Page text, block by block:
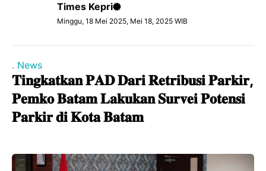
Times Kepri
Minggu, 18 Mei 2025, Mei 18, 2025 WIB
. News
𝐓𝐢𝐧𝐠𝐤𝐚𝐭𝐤𝐚𝐧 𝐏𝐀𝐃 𝐃𝐚𝐫𝐢 𝐑𝐞𝐭𝐫𝐢𝐛𝐮𝐬𝐢 𝐏𝐚𝐫𝐤𝐢𝐫,
𝐏𝐞𝐦𝐤𝐨 𝐁𝐚𝐭𝐚𝐦 𝐋𝐚𝐤𝐮𝐤𝐚𝐧 𝐒𝐮𝐫𝐯𝐞𝐢 𝐏𝐨𝐭𝐞𝐧𝐬𝐢
𝐏𝐚𝐫𝐤𝐢𝐫 𝐝𝐢 𝐊𝐨𝐭𝐚 𝐁𝐚𝐭𝐚𝐦